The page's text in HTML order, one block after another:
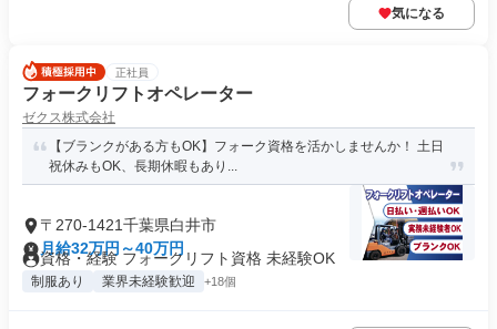
気になる
正社員
フォークリフトオペレーター
ゼクス株式会社
【ブランクがある方もOK】フォーク資格を活かしませんか！ 土日
祝休みもOK、長期休暇もあり...
〒270-1421千葉県白井市
月給32万円～40万円
資格・経験 フォークリフト資格 未経験OK
制服あり 業界未経験歓迎 +18個